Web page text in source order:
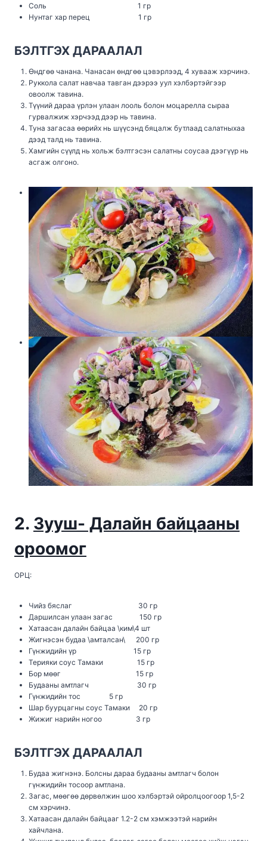
Соль 1 гр
Нунтаг хар перец 1 гр
БЭЛТГЭХ ДАРААЛАЛ
Өндгөө чанана. Чанасан өндгөө цэвэрлээд, 4 хувааж хэрчинэ.
Руккола салат навчаа тавган дээрээ уул хэлбэртэйгээр
овоолж тавина.
Түүний дараа үрлэн улаан лооль болон моцарелла сыраа
гурвалжиж хэрчээд дээр нь тавина.
Туна загасаа өөрийх нь шүүсэнд бяцалж бутлаад салатныхаа
дээд талд нь тавина.
Хамгийн сүүлд нь хольж бэлтгэсэн салатны соусаа дээгүүр нь
асгаж олгоно.
2. Зууш- Далайн байцааны
ороомог
ОРЦ:
Чийз бяслаг 30 гр
Даршилсан улаан загас 150 гр
Хатаасан далайн байцаа \ким\4 шт
Жигнэсэн будаа \амталсан\ 200 гр
Гүнжидийн үр 15 гр
Терияки соус Тамаки 15 гр
Бор мөөг 15 гр
Будааны амтлагч 30 гр
Гүнжидийн тос 5 гр
Шар буурцагны соус Тамаки 20 гр
Жижиг нарийн ногоо 3 гр
БЭЛТГЭХ ДАРААЛАЛ
Будаа жигнэнэ. Болсны дараа будааны амтлагч болон
гүнжидийн тосоор амтлана.
Загас, мөөгөө дөрвөлжин шоо хэлбэртэй ойролцоогоор 1,5-2
см хэрчинэ.
Хатаасан далайн байцааг 1.2-2 см хэмжээтэй нарийн
хайчлана.